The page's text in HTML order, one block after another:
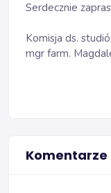
Serdecznie
Komisja ds.
mgr farm.
Komentarze